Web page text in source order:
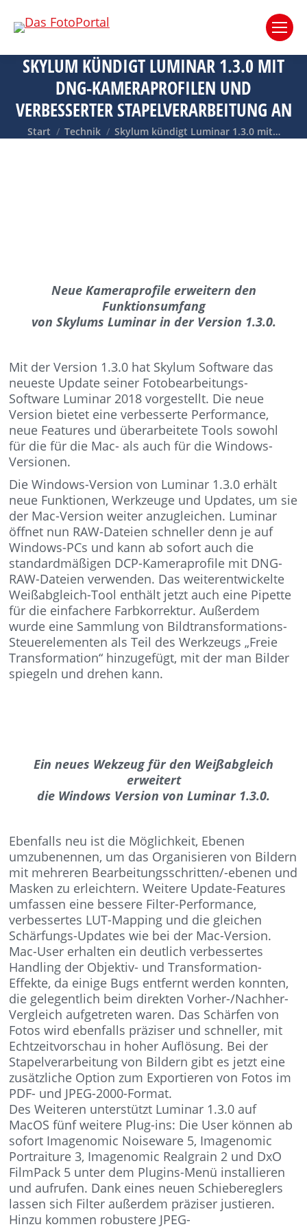
SKYLUM KÜNDIGT LUMINAR 1.3.0 MIT
DNG-KAMERAPROFILEN UND
VERBESSERTER STAPELVERARBEITUNG AN
Sie befinden sich hier:
Start Technik Skylum kündigt Luminar 1.3.0 mit…
Neue Kameraprofile erweitern den
Funktionsumfang
von Skylums Luminar in der Version 1.3.0.
Mit der Version 1.3.0 hat Skylum Software das
neueste Update seiner Fotobearbeitungs-
Software Luminar 2018 vorgestellt. Die neue
Version bietet eine verbesserte Performance,
neue Features und überarbeitete Tools sowohl
für die für die Mac- als auch für die Windows-
Versionen.
Die Windows-Version von Luminar 1.3.0 erhält
neue Funktionen, Werkzeuge und Updates, um sie
der Mac-Version weiter anzugleichen. Luminar
öffnet nun RAW-Dateien schneller denn je auf
Windows-PCs und kann ab sofort auch die
standardmäßigen DCP-Kameraprofile mit DNG-
RAW-Dateien verwenden. Das weiterentwickelte
Weißabgleich-Tool enthält jetzt auch eine Pipette
für die einfachere Farbkorrektur. Außerdem
wurde eine Sammlung von Bildtransformations-
Steuerelementen als Teil des Werkzeugs „Freie
Transformation“ hinzugefügt, mit der man Bilder
spiegeln und drehen kann.
Ein neues Wekzeug für den Weißabgleich
erweitert
die Windows Version von Luminar 1.3.0.
Ebenfalls neu ist die Möglichkeit, Ebenen
umzubenennen, um das Organisieren von Bildern
mit mehreren Bearbeitungsschritten/-ebenen und
Masken zu erleichtern. Weitere Update-Features
umfassen eine bessere Filter-Performance,
verbessertes LUT-Mapping und die gleichen
Schärfungs-Updates wie bei der Mac-Version.
Mac-User erhalten ein deutlich verbessertes
Handling der Objektiv- und Transformation-
Effekte, da einige Bugs entfernt werden konnten,
die gelegentlich beim direkten Vorher-/Nachher-
Vergleich aufgetreten waren. Das Schärfen von
Fotos wird ebenfalls präziser und schneller, mit
Echtzeitvorschau in hoher Auflösung. Bei der
Stapelverarbeitung von Bildern gibt es jetzt eine
zusätzliche Option zum Exportieren von Fotos im
PDF- und JPEG-2000-Format.
Des Weiteren unterstützt Luminar 1.3.0 auf
MacOS fünf weitere Plug-ins: Die User können ab
sofort Imagenomic Noiseware 5, Imagenomic
Portraiture 3, Imagenomic Realgrain 2 und DxO
FilmPack 5 unter dem Plugins-Menü installieren
und aufrufen. Dank eines neuen Schiebereglers
lassen sich Filter außerdem präziser justieren.
Hinzu kommen robustere JPEG-